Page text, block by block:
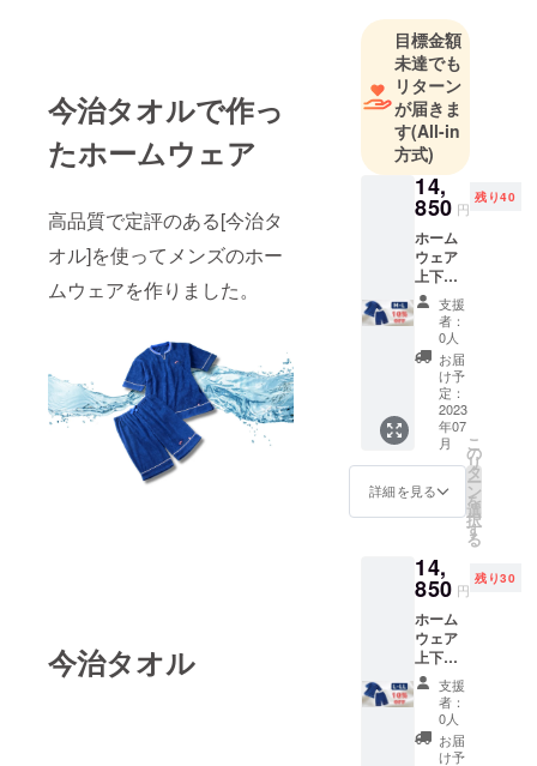
今治タオルで作っ
たホームウェア
高品質で定評のある[今治タ
オル]を使ってメンズのホー
ムウェアを作りました。
今治タオル
で代表取締
役就任。現
在もオン
リーワンの
商品開発に
取り組み続
けていま
目標金額
未達でも
リターン
が届きま
す(All-in
方式)
14,
850 円
残り40
ホーム
ウェア
上下
セッ
ト M-L
サイズ×
１セッ
価格
16,500
円の
10%OF
F
支援
者：
0人
お届
け予
定：
2023
年07
月
詳細を見る
こ
の
リ
タ
ー
ン
を
選
択
す
る
14,
850 円
残り30
ホーム
ウェア
上下
セッ
ト L-
LLサイ
ズ×１
セット
支援
者：
0人
お届
け予